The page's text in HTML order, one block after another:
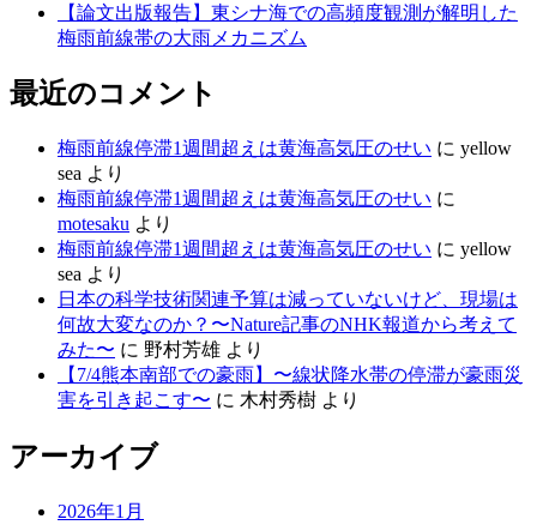
【論文出版報告】東シナ海での高頻度観測が解明した
梅雨前線帯の大雨メカニズム
最近のコメント
梅雨前線停滞1週間超えは黄海高気圧のせい に yellow
sea より
梅雨前線停滞1週間超えは黄海高気圧のせい に
motesaku より
梅雨前線停滞1週間超えは黄海高気圧のせい に yellow
sea より
日本の科学技術関連予算は減っていないけど、現場は
何故大変なのか？〜Nature記事のNHK報道から考えて
みた〜 に 野村芳雄 より
【7/4熊本南部での豪雨】〜線状降水帯の停滞が豪雨災
害を引き起こす〜 に 木村秀樹 より
アーカイブ
2026年1月